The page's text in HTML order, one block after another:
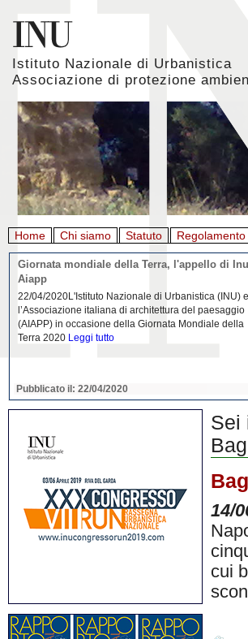
Istituto Nazionale di Urbanistica
Associazione di protezione
Home Chi siamo Statuto Regolamento
Giornata mondiale della Terra, l'appello di
Aiapp
22/04/2020L'Istituto Nazionale di Urbanistica (INU) e
l’Associazione italiana di architettura del paesaggio
(AIAPP) in occasione della Giornata Mondiale della
Terra 2020 Leggi tutto
Pubblicato il: 22/04/2020
Sei
14/
cui